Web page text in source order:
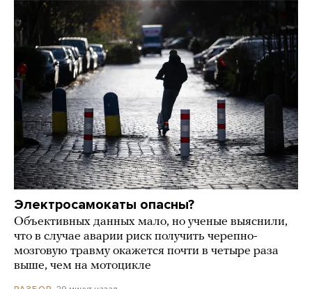
Электросамокаты опасны?
Объективных данных мало, но ученые выяснили,
что в случае аварии риск получить черепно-
мозговую травму окажется почти в четыре раза
выше, чем на мотоцикле